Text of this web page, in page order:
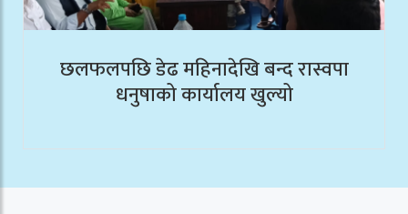
छलफलपछि डेढ महिनादेखि बन्द रास्वपा
धनुषाको कार्यालय खुल्यो